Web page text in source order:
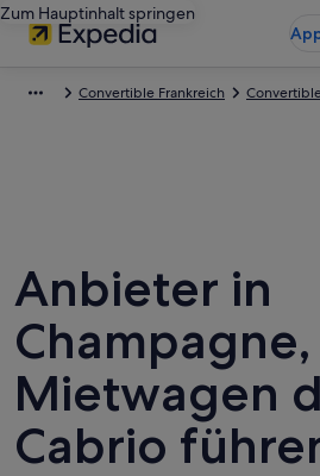
Zum Hauptinhalt springen
Convertible Frankreich
Anbieter in
Mietwagen
Cabrio